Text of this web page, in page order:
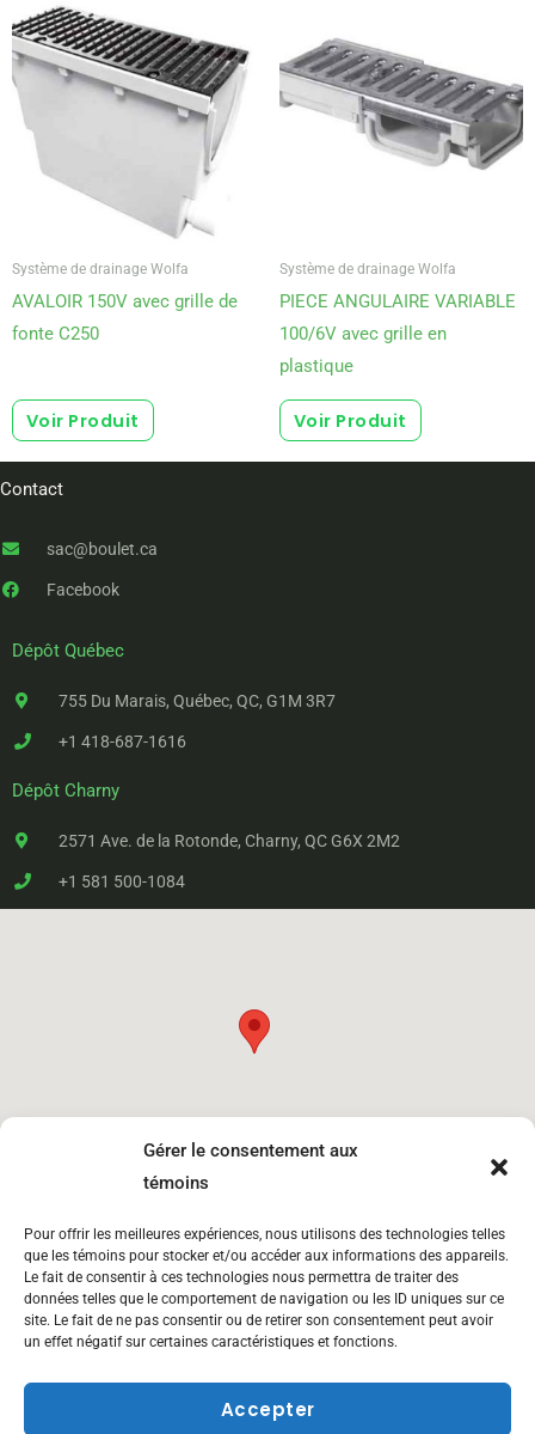
Gérer le consentement aux
témoins
Pour offrir les meilleures expériences, nous utilisons des technologies telles
que les témoins pour stocker et/ou accéder aux informations des appareils.
Le fait de consentir à ces technologies nous permettra de traiter des
données telles que le comportement de navigation ou les ID uniques sur ce
site. Le fait de ne pas consentir ou de retirer son consentement peut avoir
un effet négatif sur certaines caractéristiques et fonctions.
Accepter
Système de drainage Wolfa
AVALOIR 150V avec grille de
fonte C250
Voir Produit
Système de drainage Wolfa
PIECE ANGULAIRE VARIABLE
100/6V avec grille en
plastique
Voir Produit
Contact
sac@boulet.ca
Facebook
Dépôt Québec
755 Du Marais, Québec, QC, G1M 3R7
+1 418-687-1616
Dépôt Charny
2571 Ave. de la Rotonde, Charny, QC G6X 2M2
+1 581 500-1084
Boulet dépôt Charny
2571 Avenue De La Rotonde Lévis